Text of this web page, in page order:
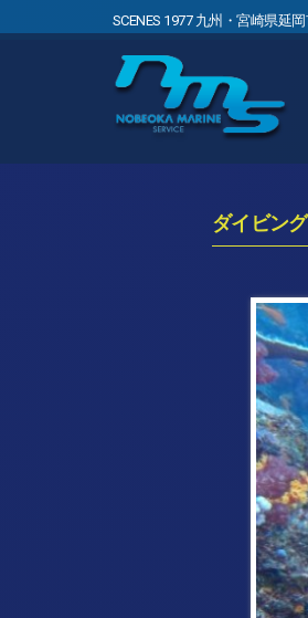
SCENES 1977 九州・宮崎県延
ダイビン